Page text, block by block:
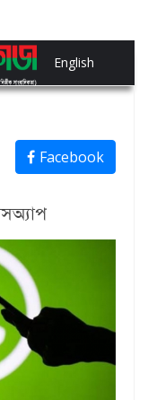
English
Facebook